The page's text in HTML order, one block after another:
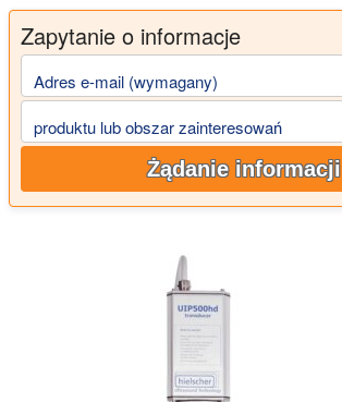
Zapytanie o informacje
Adres e-mail (wymagany)
produktu lub obszar zainteresowań
Żądanie informacji